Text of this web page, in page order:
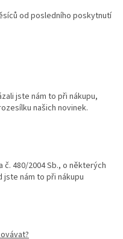
od posledního poskytnutí
jste nám to při nákupu,
našich novinek.
č. 480/2004 Sb., o některých
nám to při nákupu